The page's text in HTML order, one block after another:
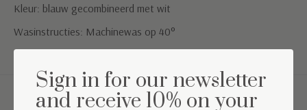
Kleur: blauw gecombineerd met wit
Wasinstructies: Machinewas op 40°
Sign in for our newsletter
and receive 10% on your